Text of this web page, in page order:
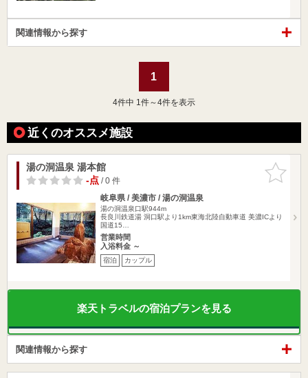
関連情報から探す
1
4件中 1件～4件を表示
近くのオススメ施設
お気に入
りに追加
湯の洞温泉 湯本館
-点/ 0 件
岐阜県 / 美濃市 / 湯の洞温泉
湯の洞温泉口駅944m
長良川鉄道湯 洞口駅より1km東海北陸自動車道 美濃ICより
国道15…
営業時間
入浴料金 ～
宿泊 カップル
楽天トラベルの宿泊プランを見る
関連情報から探す